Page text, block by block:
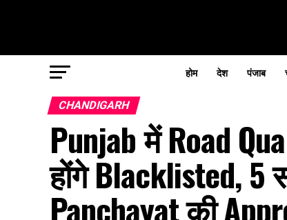
होम देश पंजाब
CHANDIGARH
Punjab में Road
होंगे Blacklisted, 5
Panchayat की